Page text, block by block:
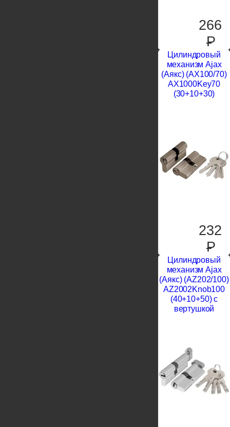
266
P
Цилиндровый
механизм Ajax
(Аякс) (AX100/70)
AX1000Key70
(30+10+30)
232
P
Цилиндровый
механизм Ajax
(Аякс) (AZ202/100)
AZ2002Knob100
(40+10+50) с
вертушкой